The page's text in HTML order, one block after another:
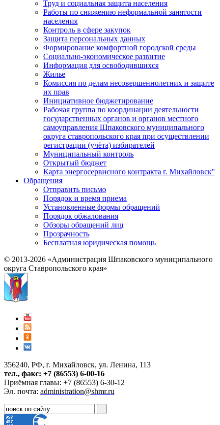
Труд и социальная защита населения
Работы по снижению неформальной занятости
населения
Контроль в сфере закупок
Защита персональных данных
Формирование комфортной городской среды
Социально-экономическое развитие
Информация для освободившихся
Жилье
Комиссия по делам несовершеннолетних и защите
их прав
Инициативное бюджетирование
Рабочая группа по координации деятельности
государственных органов и органов местного
самоуправления Шпаковского муниципального
округа ставропольского края при осуществлении
регистрации (учёта) избирателей
Муниципальный контроль
Открытый бюджет
Карта энергосервисного контракта г. Михайловск"
Обращения
Отправить письмо
Порядок и время приема
Установленные формы обращений
Порядок обжалования
Обзоры обращений лиц
Прозрачность
Бесплатная юридическая помощь
© 2013-2026 «Администрация Шпаковского муниципального
округа Ставропольского края»
356240, РФ, г. Михайловск, ул. Ленина, 113
тел., факс: +7 (86553) 6-00-16
Приёмная главы: +7 (86553) 6-30-12
Эл. почта: administration@shmr.ru